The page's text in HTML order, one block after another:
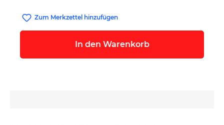
Zum Merkzettel hinzufügen
In den Warenkorb